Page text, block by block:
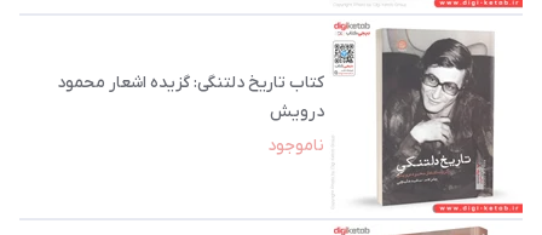
کتاب تاریخ دلتنگی: گزیده اشعار محمود
درویش
ناموجود